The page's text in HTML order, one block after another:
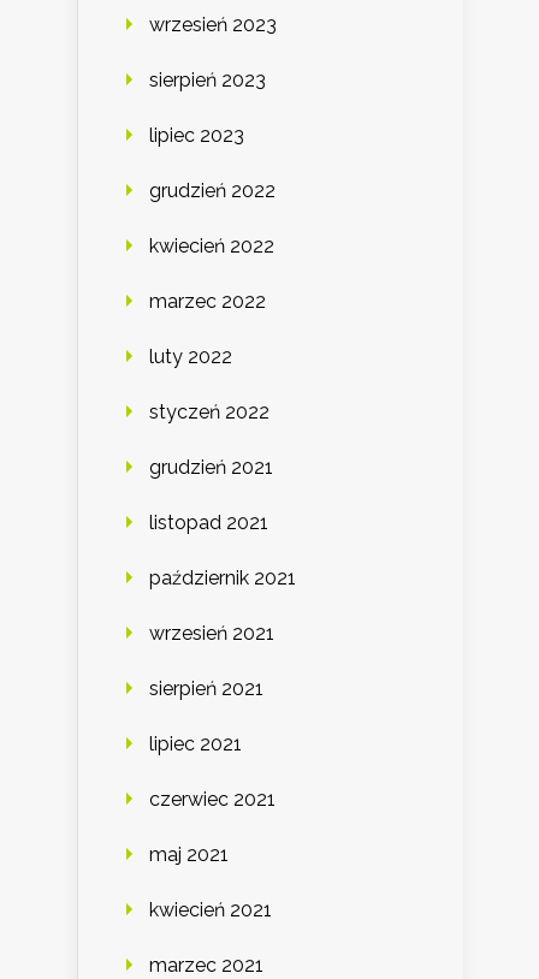
wrzesień 2023
sierpień 2023
lipiec 2023
grudzień 2022
kwiecień 2022
marzec 2022
luty 2022
styczeń 2022
grudzień 2021
listopad 2021
październik 2021
wrzesień 2021
sierpień 2021
lipiec 2021
czerwiec 2021
maj 2021
kwiecień 2021
marzec 2021